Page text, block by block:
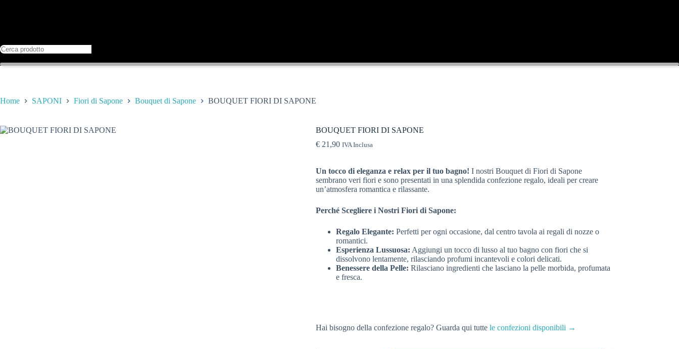
Home SAPONI Fiori di Sapone Bouquet di Sapone BOUQUET FIORI DI SAPONE
BOUQUET FIORI DI SAPONE
€21,90 IVA Inclusa
Un tocco di eleganza e relax per il tuo bagno! I nostri Bouquet di Fiori di Sapone
sembrano veri fiori e sono presentati in una splendida confezione regalo, ideali per creare
un’atmosfera romantica e rilassante.
Perché Scegliere i Nostri Fiori di Sapone:
Regalo Elegante: Perfetti per ogni occasione, dal centro tavola ai regali di nozze o
romantici.
Esperienza Lussuosa: Aggiungi un tocco di lusso al tuo bagno con fiori che si
dissolvono lentamente, rilasciando profumi incantevoli e colori delicati.
Benessere della Pelle: Rilasciano ingredienti che lasciano la pelle morbida, profumata
e fresca.
Hai bisogno della confezione regalo? Guarda qui tutte le confezioni disponibili →